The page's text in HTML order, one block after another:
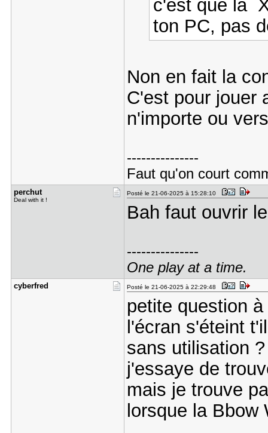
c'est que la
ton PC, pas
Non en fait la
C'est pour jouer
n'importe ou
---------------
Faut qu'on court
perchut
Deal with it !
Posté le 21-06-2025 à 15:28:10
Bah faut ouvrir
---------------
One play at a time.
cyberfred Posté le 21-06-2025 à 22:29:48
petite question
l'écran s'éteint
sans utilisation
j'essaye de
mais je trouve
lorsque la